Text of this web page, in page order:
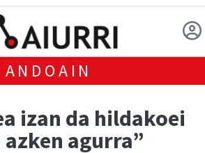
ANDOAIN
izan da hildakoei
agurra”